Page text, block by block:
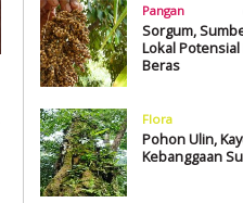
Pangan
Sorgum,
Lokal
Beras
Flora
Pohon Ulin,
Kebanggaan